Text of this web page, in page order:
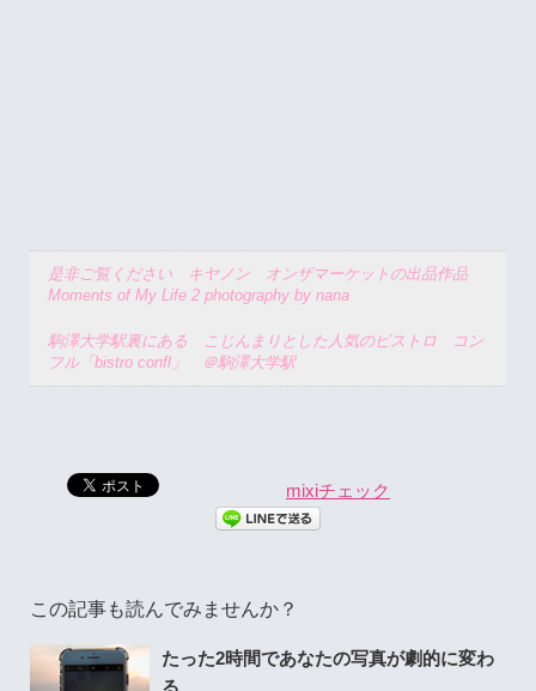
是非ご覧ください キヤノン オンザマーケットの出品作品
Moments of My Life 2 photography by nana
駒澤大学駅裏にある こじんまりとした人気のビストロ コン
フル「bistro confl」 ＠駒澤大学駅
mixiチェック
この記事も読んでみませんか？
たった2時間であなたの写真が劇的に変わ
る